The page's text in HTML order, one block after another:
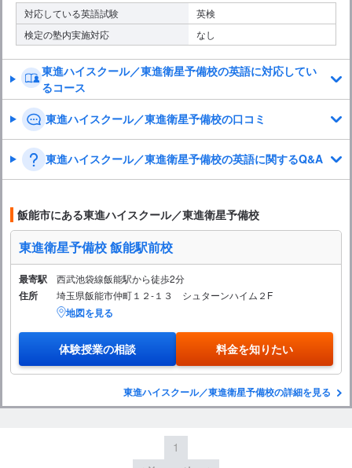
対応している英語試験
英検
検定の塾内実施対応
なし
東進ハイスクール／東進衛星予備校の英語に対応してい
るコース
東進ハイスクール／東進衛星予備校の口コミ
東進ハイスクール／東進衛星予備校の英語に関するQ&A
飯能市にある東進ハイスクール／東進衛星予備校
東進衛星予備校 飯能駅前校
最寄駅 西武池袋線飯能駅から徒歩2分
住所 埼玉県飯能市仲町１２-１３ シュターンハイム２F
地図を見る
体験授業の相談 料金を知りたい
東進ハイスクール／東進衛星予備校の詳細を見る
1